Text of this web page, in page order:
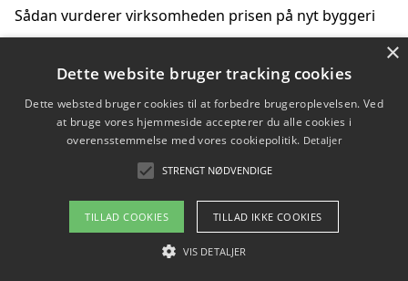
Sådan vurderer virksomheden prisen på nyt byggeri
Sådan får du hjælp til en hjemmeside uden binding
Copyright 2026 - Pilanto Aps
Om / kontakt
Blog Betingelser
×
Dette website bruger tracking cookies
Dette websted bruger cookies til at forbedre brugeroplevelsen. Ved
at bruge vores hjemmeside accepterer du alle cookies i
overensstemmelse med vores cookiepolitik. Detaljer
STRENGT NØDVENDIGE
TILLAD COOKIES TILLAD IKKE COOKIES
VIS DETALJER